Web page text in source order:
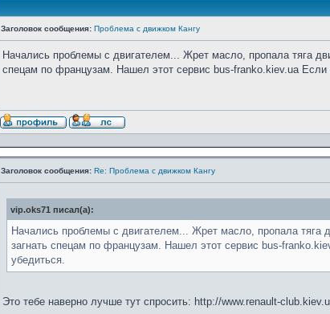
Заголовок сообщения: Проблема с движком Кангу
Начались проблемы с двигателем... Жрет масло, пропала тяга
спецам по французам. Нашел этот сервис bus-franko.kiev.ua
Заголовок сообщения: Re: Проблема с движком Кангу
vip.oks71 писал(а):
Начались проблемы с двигателем... Жрет масло, пропала тяга
загнать спецам по французам. Нашел этот сервис bus-
убедиться.
Это тебе наверно лучше тут спросить: http://www.renault-